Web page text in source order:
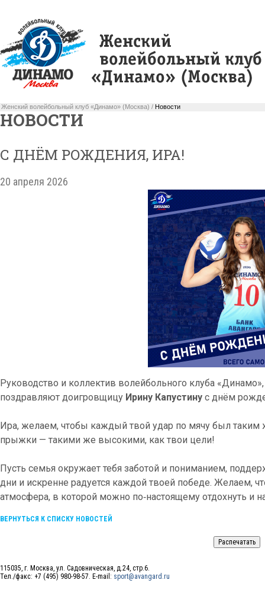
Женский волейбольный клуб «Динамо» (Москва) / Новости
НОВОСТИ
С ДНЁМ РОЖДЕНИЯ, ИРА!
20 апреля 2026
Руководство и коллектив волейбольного клуба
поздравляют доигровщицу Ирину Капустину с днём
Ира, желаем, чтобы каждый твой удар по мячу был таким
прыжки — такими же высокими, как твои цели!
Пусть семья окружает тебя заботой и пониманием,
дни и искренне радуется каждой твоей победе. Желаем,
атмосфера, в которой можно по‑настоящему отдохнуть и
ВЕРНУТЬСЯ К СПИСКУ НОВОСТЕЙ
115035, г. Москва, ул. Садовническая, д.24, стр.6.
Тел./факс: +7 (495) 980-98-57. E-mail: sport@avangard.ru